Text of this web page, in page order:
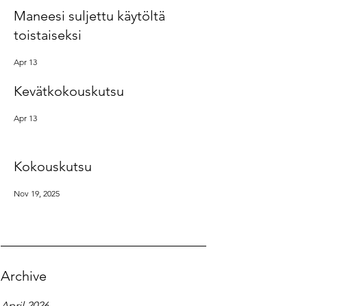
Maneesi suljettu käytöltä
toistaiseksi
Apr 13
Kevätkokouskutsu
Apr 13
Kokouskutsu
Nov 19, 2025
Archive